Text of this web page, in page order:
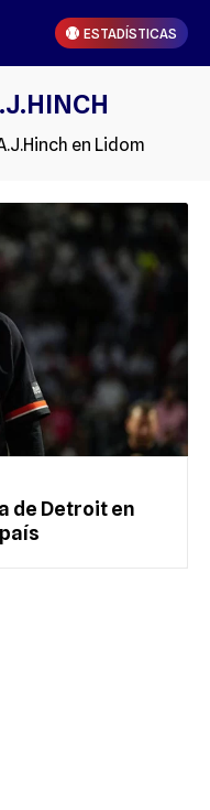
ESTADÍSTICAS
en Lidom
de Detroit en
país